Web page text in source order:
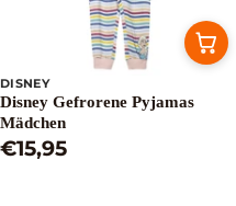
DISNEY
Disney Gefrorene Pyjamas
Mädchen
€15,95